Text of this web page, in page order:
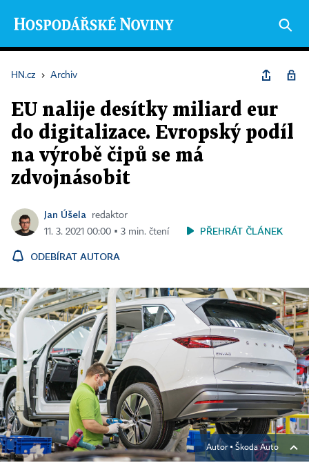
HN.cz › Archiv
EU nalije desítky miliard eur
do digitalizace. Evropský podíl
na výrobě čipů se má
zdvojnásobit
Jan Úšela
redaktor
11. 3. 2021 00:00 ▪ 3 min. čtení
PŘEHRÁT ČLÁNEK
ODEBÍRAT AUTORA
Autor ▪Škoda Auto